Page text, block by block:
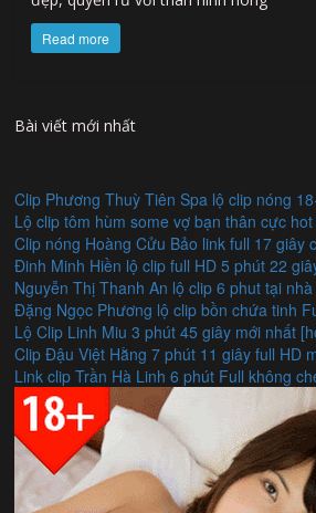
Read more
Bài viết mới nhất
Clip Phương Thuỳ Tiên Spa lộ clip nóng
Lộ clip tôm hùm some vợ bạn thân cực
Clip nóng Hoàng Cửu Bảo link full 17 giây
Đinh Minh Hiền lộ clip full HD 5 phút 22
Nguyễn Thị Thanh An lộ clip 6 phut tại
Đặng Ngọc Phương lộ clip bồn chứa tinh
Lộ Clip Linh Miu 3 phút 45 giây mới nhất
Clip Đậu Việt Hằng 7 phút 11 giây full HD
Link clip Trần Hà Linh 6 phút Full không